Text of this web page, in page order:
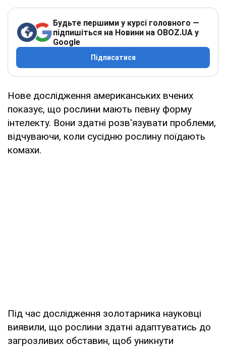
Будьте першими у курсі головного —
підпишіться на Новини на OBOZ.UA у
Google
Підписатися
Нове дослідження американських вчених
показує, що рослини мають певну форму
інтелекту. Вони здатні розв'язувати проблеми,
відчуваючи, коли сусідню рослину поїдають
комахи.
Під час дослідження золотарника науковці
виявили, що рослини здатні адаптуватись до
загрозливих обставин, щоб уникнути